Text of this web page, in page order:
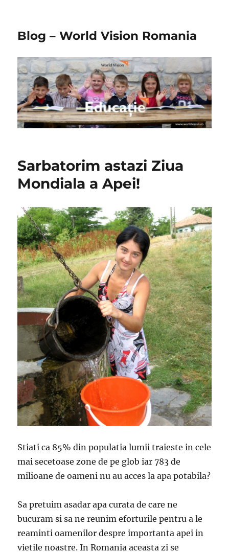
Blog – World Vision Romania
Sarbatorim astazi Ziua
Mondiala a Apei!
Stiati ca 85% din populatia lumii traieste in cele
mai secetoase zone de pe glob iar 783 de
milioane de oameni nu au acces la apa potabila?
Sa pretuim asadar apa curata de care ne
bucuram si sa ne reunim eforturile pentru a le
reaminti oamenilor despre importanta apei in
vietile noastre. In Romania aceasta zi se